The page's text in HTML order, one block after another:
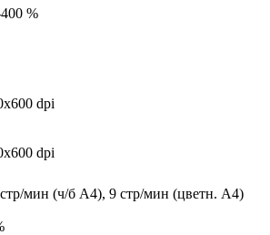
%
dpi
dpi
мин (ч/б А4), 9 стр/мин (цветн. А4)